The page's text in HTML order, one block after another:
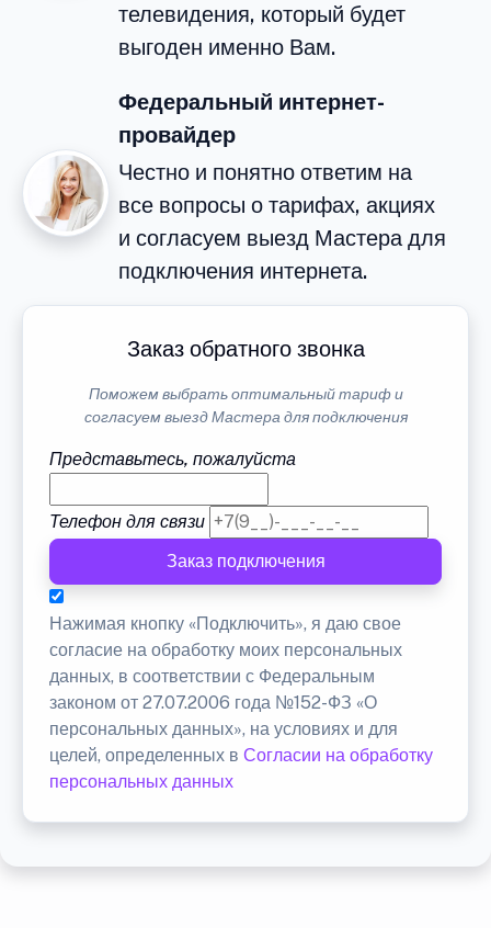
телевидения, который будет
выгоден именно Вам.
Федеральный интернет-
провайдер
Честно и понятно ответим на
все вопросы о тарифах, акциях
и согласуем выезд Мастера для
подключения интернета.
Заказ обратного звонка
Поможем выбрать оптимальный тариф и
согласуем выезд Мастера для подключения
Представьтесь, пожалуйста
Телефон для связи
Заказ подключения
Нажимая кнопку «Подключить», я даю свое
согласие на обработку моих персональных
данных, в соответствии с Федеральным
законом от 27.07.2006 года №152-ФЗ «О
персональных данных», на условиях и для
целей, определенных в Согласии на обработку
персональных данных